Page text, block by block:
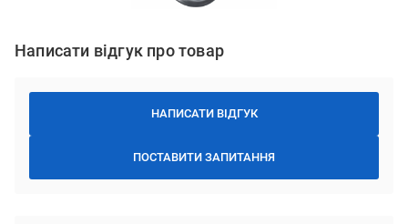
Написати відгук про товар
НАПИСАТИ ВІДГУК
ПОСТАВИТИ ЗАПИТАННЯ